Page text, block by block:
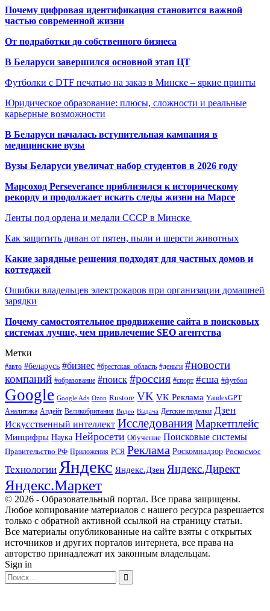
Почему цифровая идентификация становится важной
частью современной жизни
От подработки до собственного бизнеса
В Беларуси завершился основной этап ЦТ
Футболки с DTF печатью на заказ в Минске – яркие принты
Юридическое образование: плюсы, сложности и реальные
карьерные возможности
В Беларуси началась вступительная кампания в
медицинские вузы
Вузы Беларуси увеличат набор студентов в 2026 году
Марсоход Perseverance приблизился к историческому
рекорду и продолжает искать следы жизни на Марсе
Ленты под ордена и медали СССР в Минске
Как защитить диван от пятен, пыли и шерсти животных
Какие зарядные решения подходят для частных домов и
коттеджей
Ошибки владельцев электрокаров при организации домашней
зарядки
Почему самостоятельное продвижение сайта в поисковых
системах лучше, чем привлечение SEO агентства
Метки
#авто #беларусь #бизнес #брестская_область #деньги #новости
компаний #образование #поиск #россия #спорт #сша #футбол
Google Google Ads Ozon Rustore VK VK Реклама YandexGPT
Аналитика Апдейт Великобритания Видео Выдача Детские поделки Дзен
Искусственный интеллект ИсследованияМаркетплейс
Минцифры Наука Нейросети Обучение Поисковые системы
Правительство РФ Приложения РСЯ Реклама Роскомнадзор Роскосмос
Технологии Яндекс Яндекс.Дзен Яндекс.Директ
Яндекс.Маркет
© 2026 - Образовательный портал. Все права защищены.
Любое копирование материалов с нашего ресурса разрешается
только с обратной активной ссылкой на страницу статьи.
Все материалы опубликованные на сайте взяты с открытых
источников и других порталов интернета, все права на
авторство принадлежат их законным владельцам.
Sign in